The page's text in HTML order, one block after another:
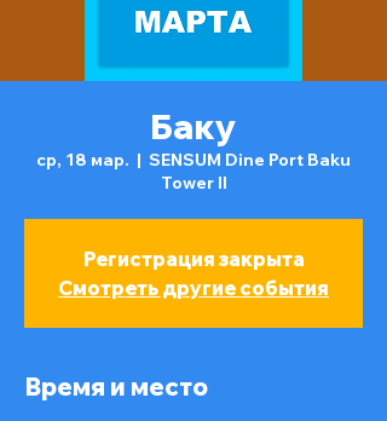
Баку
ср, 18 мар.
  |
SENSUM Dine Port Baku
Tower II
Регистрация закрыта
Смотреть другие события
Время и место